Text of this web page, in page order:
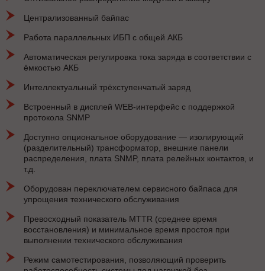
Централизованный байпас
Работа параллельных ИБП с общей АКБ
Автоматическая регулировка тока заряда в соответствии с
ёмкостью АКБ
Интеллектуальный трёхступенчатый заряд
Встроенный в дисплей WEB-интерфейс с поддержкой
протокола SNMP
Доступно опциональное оборудование — изолирующий
(разделительный) трансформатор, внешние панели
распределения, плата SNMP, плата релейных контактов, и
т.д.
Оборудован переключателем сервисного байпаса для
упрощения технического обслуживания
Превосходный показатель MTTR (среднее время
восстановления) и минимальное время простоя при
выполнении технического обслуживания
Режим самотестирования, позволяющий проверить